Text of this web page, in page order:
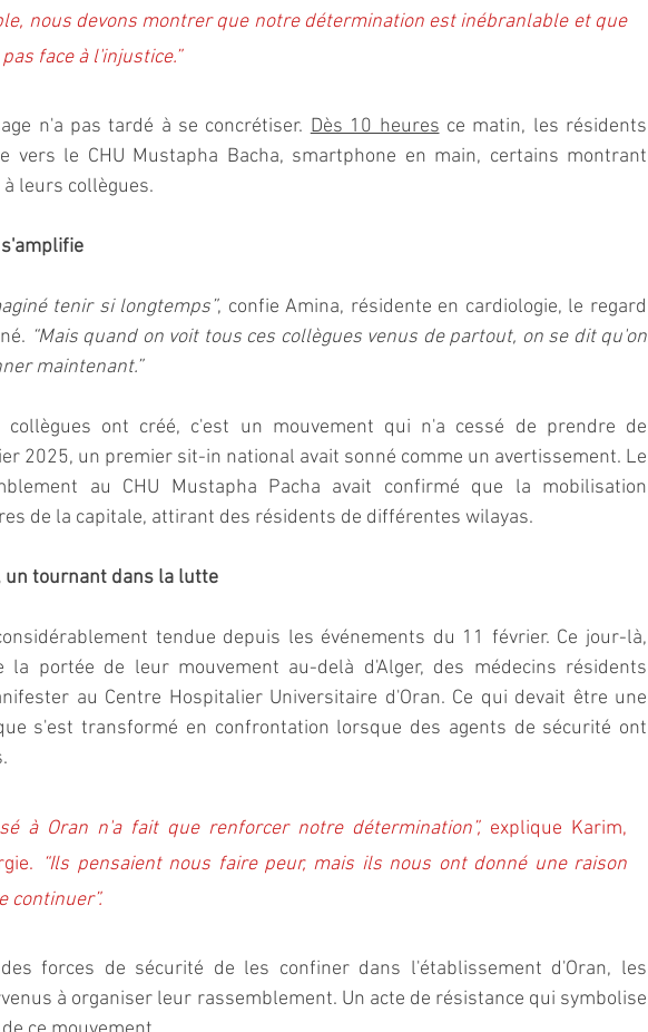
nous devons montrer que notre détermination est inébranlable et que
face à l'injustice.”
n'a pas tardé à se concrétiser. Dès 10 heures ce matin, les résidents
vers le CHU Mustapha Bacha, smartphone en main, certains montrant
leurs collègues.
tenir si longtemps”, confie Amina, résidente en cardiologie, le regard
“Mais quand on voit tous ces collègues venus de partout, on se dit qu'on
maintenant.”
collègues ont créé, c'est un mouvement qui n'a cessé de prendre de
2025, un premier sit-in national avait sonné comme un avertissement. Le
au CHU Mustapha Pacha avait confirmé que la mobilisation
de la capitale, attirant des résidents de différentes wilayas.
un tournant dans la lutte
tendue depuis les événements du 11 février. Ce jour-là,
la portée de leur mouvement au-delà d'Alger, des médecins résidents
au Centre Hospitalier Universitaire d'Oran. Ce qui devait être une
s'est transformé en confrontation lorsque des agents de sécurité ont
à Oran n'a fait que renforcer notre détermination”, explique Karim,
“Ils pensaient nous faire peur, mais ils nous ont donné une raison
continuer”.
forces de sécurité de les confiner dans l'établissement d'Oran, les
à organiser leur rassemblement. Un acte de résistance qui symbolise